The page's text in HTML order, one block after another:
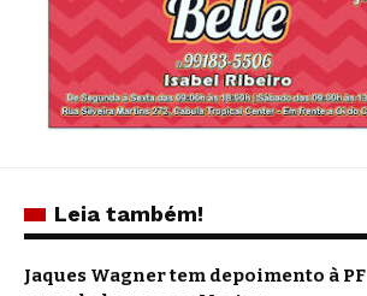
Leia também!
Jaques Wagner tem depoimento à PF